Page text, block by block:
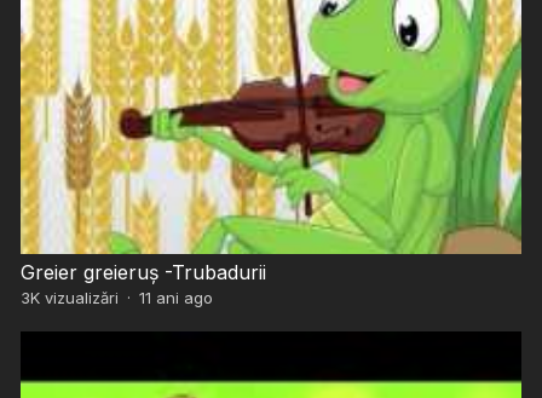
Greier greieruș -Trubadurii
3Kvizualizări · 11 ani ago